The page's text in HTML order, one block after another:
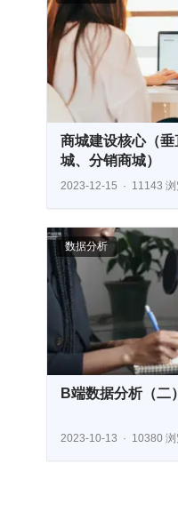
商城建设核心（
城、分销商城）
2023-12-15 11143
数据分析
B端数据分析（二
2023-10-13 10380